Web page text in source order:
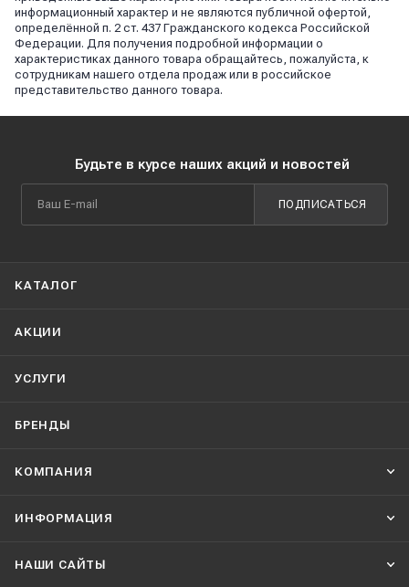
информационный характер и не являются публичной офертой,
определённой п. 2 ст. 437 Гражданского кодекса Российской
Федерации. Для получения подробной информации о
характеристиках данного товара обращайтесь, пожалуйста, к
сотрудникам нашего отдела продаж или в российское
представительство данного товара.
Будьте в курсе наших акций и новостей
ПОДПИСАТЬСЯ
КАТАЛОГ
АКЦИИ
УСЛУГИ
БРЕНДЫ
КОМПАНИЯ
ИНФОРМАЦИЯ
НАШИ CАЙТЫ